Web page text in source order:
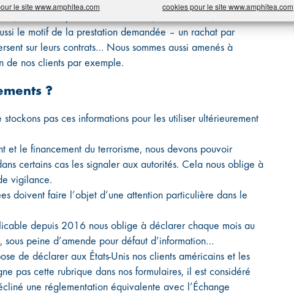
le site www.amphitea.com
cookies pour le site www.amphitea.com
de savoir quels sont leur métier, leurs revenus, leur
le motif de la prestation demandée – un rachat par
sur leurs contrats… Nous sommes aussi amenés à
de nos clients par exemple.
?
pas ces informations pour les utiliser ultérieurement
et le financement du terrorisme, nous devons pouvoir
certains cas les signaler aux autorités. Cela nous oblige à
vigilance.
doivent faire l’objet d’une attention particulière dans le
depuis 2016 nous oblige à déclarer chaque mois au
sous peine d’amende pour défaut d’information…
de déclarer aux États-Unis nos clients américains et les
pas cette rubrique dans nos formulaires, il est considéré
une réglementation équivalente avec l’Échange